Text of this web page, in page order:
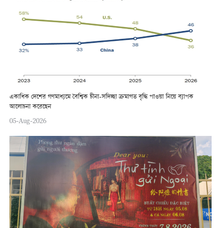
একাধিক দেশের গণমাধ্যমে বৈশ্বিক চীনা-সদিচ্ছা ক্রমাগত বৃদ্ধি পাওয়া নিয়ে ব্যাপক
আলোচনা করেছেন
05-Aug-2026